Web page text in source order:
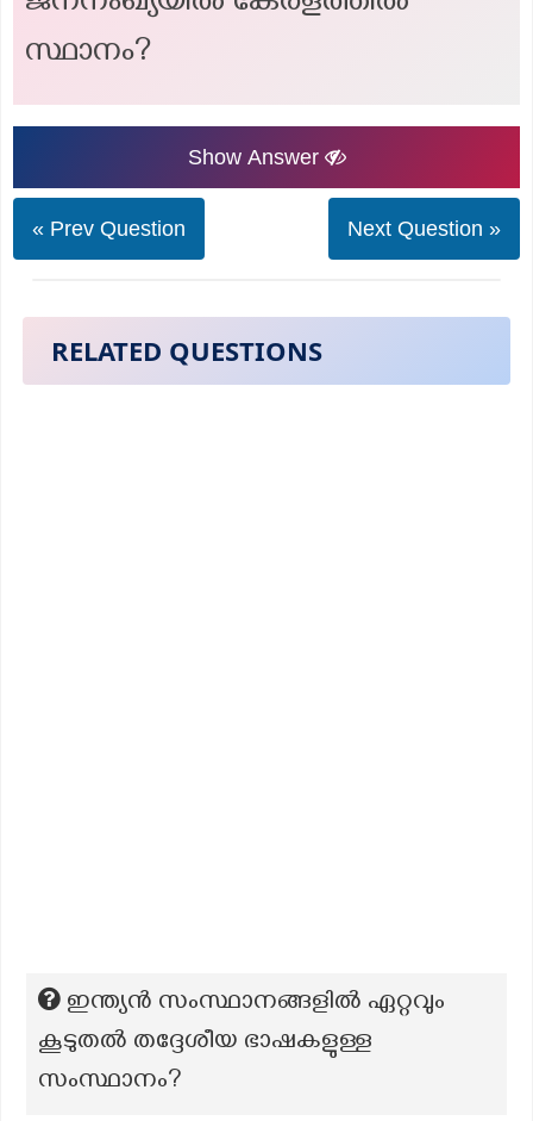
സ്ഥാനം?
Show Answer
« Prev Question Next Question »
RELATED QUESTIONS
ഇന്ത്യൻ സംസ്ഥാനങ്ങളിൽ ഏറ്റവും
കൂടുതൽ തദ്ദേശീയ ഭാഷകളുള്ള
സംസ്ഥാനം?